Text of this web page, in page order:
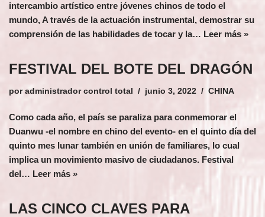
intercambio artístico entre jóvenes chinos de todo el
mundo, A través de la actuación instrumental, demostrar su
comprensión de las habilidades de tocar y la… Leer más »
FESTIVAL DEL BOTE DEL DRAGÓN
por administrador control total junio 3, 2022 CHINA
Como cada año, el país se paraliza para conmemorar el
Duanwu -el nombre en chino del evento- en el quinto día del
quinto mes lunar también en unión de familiares, lo cual
implica un movimiento masivo de ciudadanos. Festival
del… Leer más »
LAS CINCO CLAVES PARA